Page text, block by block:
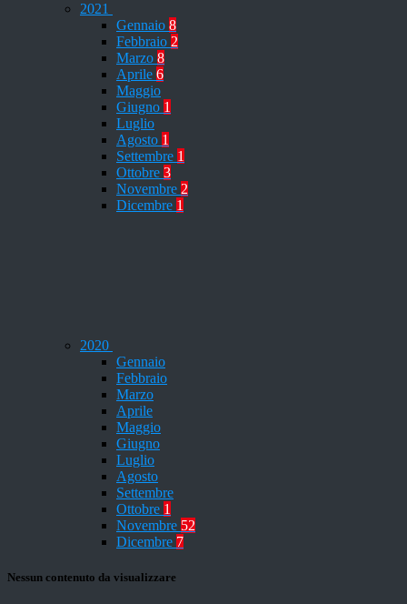
2021
Gennaio 8
Febbraio 2
Marzo 8
Aprile 6
Maggio
Giugno 1
Luglio
Agosto 1
Settembre 1
Ottobre 3
Novembre 2
Dicembre 1
2020
Gennaio
Febbraio
Marzo
Aprile
Maggio
Giugno
Luglio
Agosto
Settembre
Ottobre 1
Novembre 52
Dicembre 7
Nessun contenuto da visualizzare